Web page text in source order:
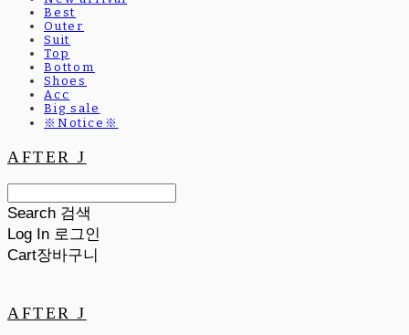
Best
Outer
Suit
Top
Bottom
Shoes
Acc
Big sale
※Notice※
AFTER J
Search 검색
Log In 로그인
Cart장바구니
AFTER J